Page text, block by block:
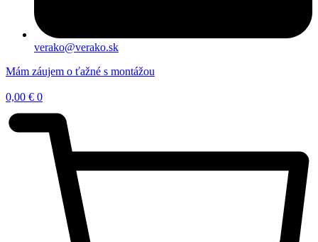
verako@verako.sk
Mám záujem o ťažné s montážou
0,00 € 0